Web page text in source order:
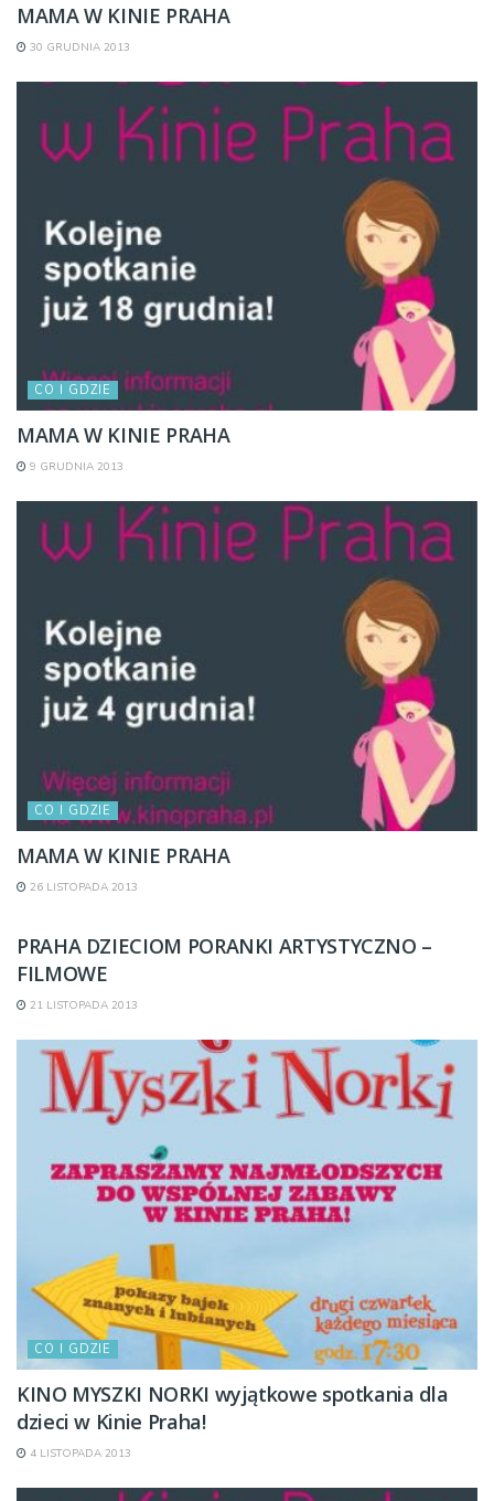
MAMA W KINIE PRAHA
30 GRUDNIA 2013
CO I GDZIE
MAMA W KINIE PRAHA
9 GRUDNIA 2013
CO I GDZIE
MAMA W KINIE PRAHA
26 LISTOPADA 2013
PRAHA DZIECIOM PORANKI ARTYSTYCZNO –
FILMOWE
21 LISTOPADA 2013
CO I GDZIE
KINO MYSZKI NORKI wyjątkowe spotkania dla
dzieci w Kinie Praha!
4 LISTOPADA 2013